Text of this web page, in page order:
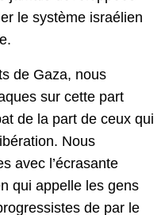
le système israélien
de Gaza, nous
sur cette part
de la part de ceux qui
Nous
avec l’écrasante
qui appelle les gens
de par le